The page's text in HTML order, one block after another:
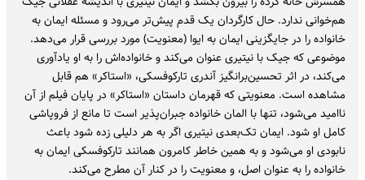
هم‌خوانی ندارد. حال کارگردان یک قدم پیش‌تر می‌رود و مسئله ایمان به
خانواده را در جایگزینی ایمان به ایوا (معنویت) مورد بررسی قرار می‌دهد.
موضوعی که جیک با نیتیری عنوان می‌کند و خانواده‌اش را به او یادآوری
می‌کند، در اثر تحسین‌برانگیز آندری تارکوفسکی، «استاکر» هم قابل
مشاهده است. معنویتی که قهرمان داستان «استاکر» در پایان فیلم از آن
ناامید می‌شود، تنها با المان خانواده جبران‌پذیر است تا مانع از فروپاشی
کامل او شود. ایمان تک‌بعدی نیتیری اگر به هر دلیلی زده شود باعث
نابودی او می‌شود و به همین خاطر کامرون همانند تارکوفسکی ایمان به
خانواده را به عنوان اصل، و معنویت را در کنار آن مطرح می‌کند.